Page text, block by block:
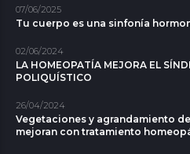
07/06/2025
Tu cuerpo es una sinfonía
02/06/2024
LA HOMEOPATÍA MEJORA EL
POLIQUÍSTICO
26/04/2024
Vegetaciones y agrandamiento
mejoran con tratamiento